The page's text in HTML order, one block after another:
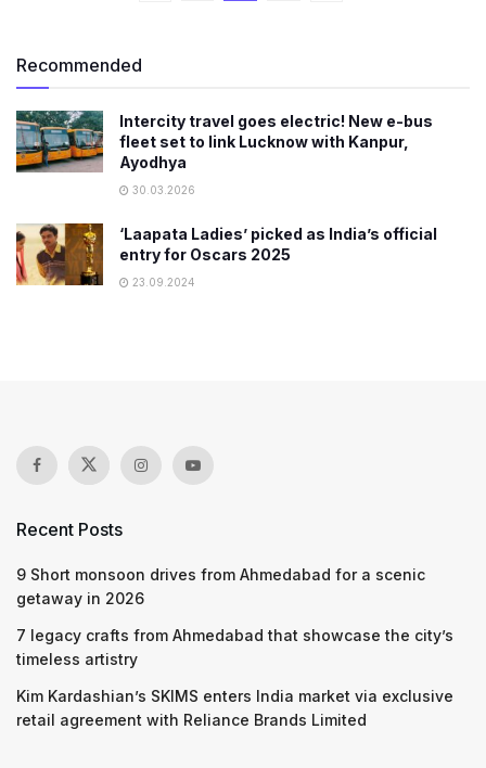
Recommended
Intercity travel goes electric! New e-bus
fleet set to link Lucknow with Kanpur,
Ayodhya
30.03.2026
‘Laapata Ladies’ picked as India’s official
entry for Oscars 2025
23.09.2024
Recent Posts
9 Short monsoon drives from Ahmedabad for a scenic
getaway in 2026
7 legacy crafts from Ahmedabad that showcase the city’s
timeless artistry
Kim Kardashian’s SKIMS enters India market via exclusive
retail agreement with Reliance Brands Limited